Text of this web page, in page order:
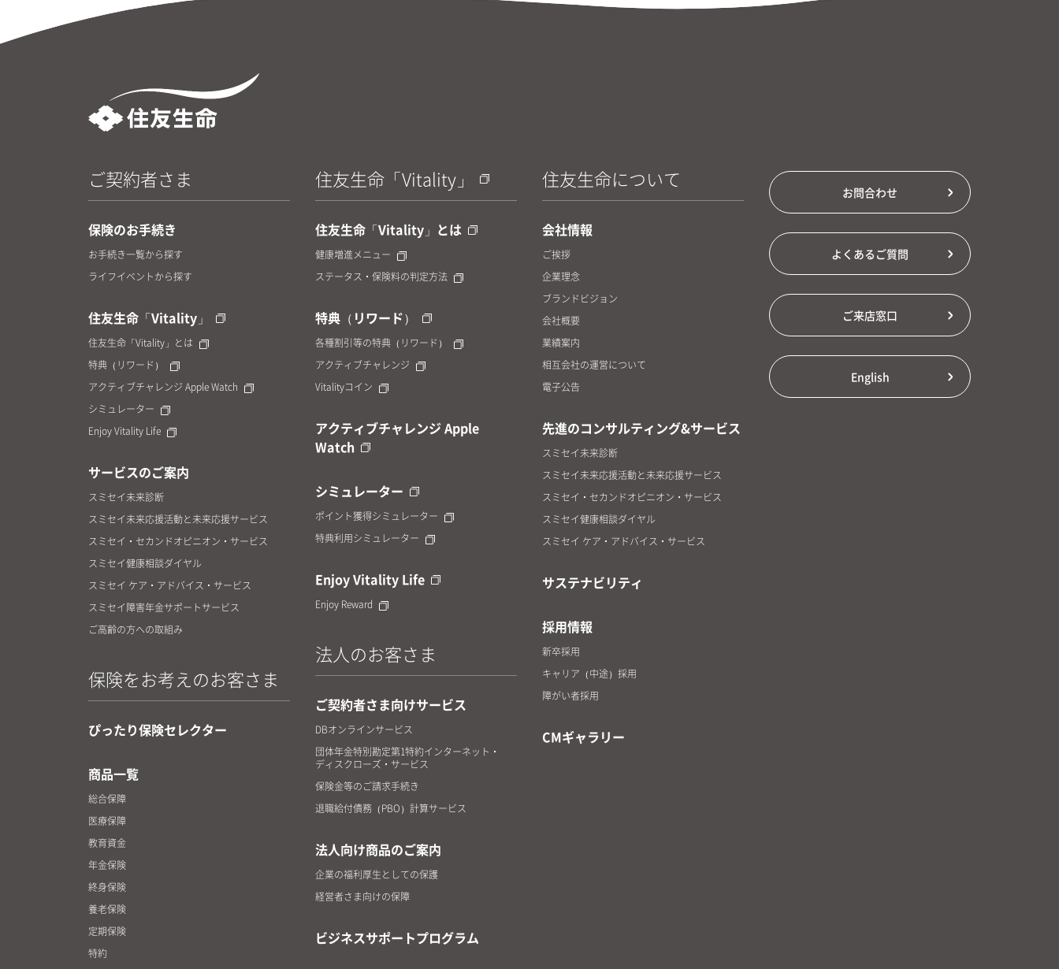
ご契約者さま
保険のお手続き
お手続き一覧から探す
ライフイベントから探す
住友生命「Vitality」
住友生命「Vitality」とは
特典（リワード）
アクティブチャレンジ Apple Watch
シミュレーター
Enjoy Vitality Life
サービスのご案内
スミセイ未来診断
スミセイ未来応援活動と未来応援サービス
スミセイ・セカンドオピニオン・サービス
スミセイ健康相談ダイヤル
スミセイ ケア・アドバイス・サービス
スミセイ障害年金サポートサービス
ご高齢の方への取組み
保険をお考えのお客さま
ぴったり保険セレクター
商品一覧
総合保障
医療保障
教育資金
年金保険
終身保険
養老保険
定期保険
特約
住友生命「Vitality」
住友生命「Vitality」とは
健康増進メニュー
ステータス・保険料の判定方法
特典（リワード）
各種割引等の特典（リワード）
アクティブチャレンジ
Vitalityコイン
アクティブチャレンジ Apple
Watch
シミュレーター
ポイント獲得シミュレーター
特典利用シミュレーター
Enjoy Vitality Life
Enjoy Reward
法人のお客さま
ご契約者さま向けサービス
DBオンラインサービス
団体年金特別勘定第1特約インターネット・
ディスクローズ・サービス
保険金等のご請求手続き
退職給付債務（PBO）計算サービス
法人向け商品のご案内
企業の福利厚生としての保護
経営者さま向けの保障
ビジネスサポートプログラム
住友生命について
会社情報
ご挨拶
企業理念
ブランドビジョン
会社概要
業績案内
相互会社の運営について
電子公告
先進のコンサルティング&サービス
スミセイ未来診断
スミセイ未来応援活動と未来応援サービス
スミセイ・セカンドオピニオン・サービス
スミセイ健康相談ダイヤル
スミセイ ケア・アドバイス・サービス
サステナビリティ
採用情報
新卒採用
キャリア（中途）採用
障がい者採用
CMギャラリー
お問合わせ
よくあるご質問
ご来店窓口
English